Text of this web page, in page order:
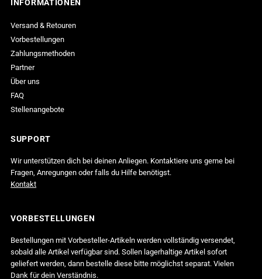
INFORMATIONEN
Versand & Retouren
Vorbestellungen
Zahlungsmethoden
Partner
Über uns
FAQ
Stellenangebote
SUPPORT
Wir unterstützen dich bei deinen Anliegen. Kontaktiere uns gerne bei
Fragen, Anregungen oder falls du Hilfe benötigst.
Kontakt
VORBESTELLUNGEN
Bestellungen mit Vorbesteller-Artikeln werden vollständig versendet,
sobald alle Artikel verfügbar sind. Sollen lagerhaltige Artikel sofort
geliefert werden, dann bestelle diese bitte möglichst separat. Vielen
Dank für dein Verständnis.